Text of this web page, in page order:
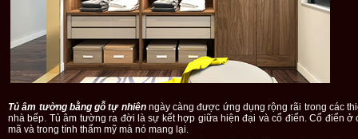
Tủ âm tường bằng gỗ tự nhiênngày càng được ứng dụng rộng rãi trong các
nhà bếp. Tủ âm tường ra đời là sự kết hợp giữa hiện đại và cổ điển. Cổ điển
mã và trong tính thẩm mỹ mà nó mang lại.